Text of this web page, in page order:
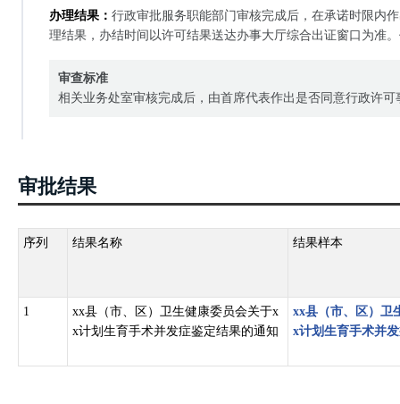
办理结果： 行政审批服务职能部门审核完成后，在承诺时限内
理结果，办结时间以许可结果送达办事大厅综合出证窗口为准
审查标准
相关业务处室审核完成后，由首席代表作出是否同意行政许可
审批结果
序列 结果名称 结果样本
1
xx县（市、区）卫生健康委员会关于x
x计划生育手术并发症鉴定结果的通知
xx县（市、区）卫
x计划生育手术并